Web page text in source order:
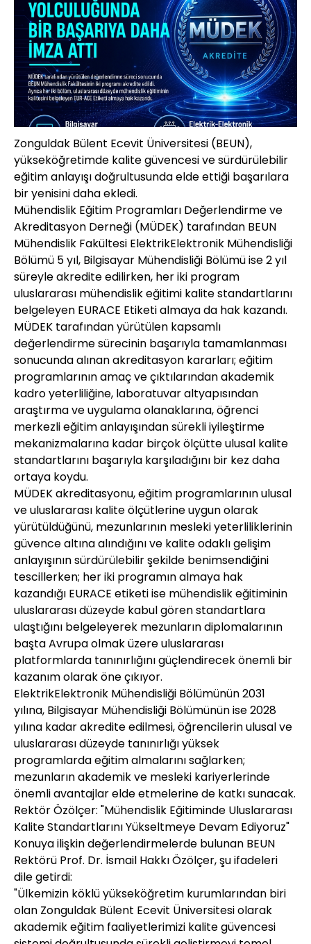
Zonguldak Bülent Ecevit Üniversitesi (BEUN),
yükseköğretimde kalite güvencesi ve sürdürülebilir
eğitim anlayışı doğrultusunda elde ettiği başarılara
bir yenisini daha ekledi.
Mühendislik Eğitim Programları Değerlendirme ve
Akreditasyon Derneği (MÜDEK) tarafından BEUN
Mühendislik Fakültesi ElektrikElektronik Mühendisliği
Bölümü 5 yıl, Bilgisayar Mühendisliği Bölümü ise 2 yıl
süreyle akredite edilirken, her iki program
uluslararası mühendislik eğitimi kalite standartlarını
belgeleyen EURACE Etiketi almaya da hak kazandı.
MÜDEK tarafından yürütülen kapsamlı
değerlendirme sürecinin başarıyla tamamlanması
sonucunda alınan akreditasyon kararları; eğitim
programlarının amaç ve çıktılarından akademik
kadro yeterliliğine, laboratuvar altyapısından
araştırma ve uygulama olanaklarına, öğrenci
merkezli eğitim anlayışından sürekli iyileştirme
mekanizmalarına kadar birçok ölçütte ulusal kalite
standartlarını başarıyla karşıladığını bir kez daha
ortaya koydu.
MÜDEK akreditasyonu, eğitim programlarının ulusal
ve uluslararası kalite ölçütlerine uygun olarak
yürütüldüğünü, mezunlarının mesleki yeterliliklerinin
güvence altına alındığını ve kalite odaklı gelişim
anlayışının sürdürülebilir şekilde benimsendiğini
tescillerken; her iki programın almaya hak
kazandığı EURACE etiketi ise mühendislik eğitiminin
uluslararası düzeyde kabul gören standartlara
ulaştığını belgeleyerek mezunların diplomalarının
başta Avrupa olmak üzere uluslararası
platformlarda tanınırlığını güçlendirecek önemli bir
kazanım olarak öne çıkıyor.
ElektrikElektronik Mühendisliği Bölümünün 2031
yılına, Bilgisayar Mühendisliği Bölümünün ise 2028
yılına kadar akredite edilmesi, öğrencilerin ulusal ve
uluslararası düzeyde tanınırlığı yüksek
programlarda eğitim almalarını sağlarken;
mezunların akademik ve mesleki kariyerlerinde
önemli avantajlar elde etmelerine de katkı sunacak.
Rektör Özölçer: "Mühendislik Eğitiminde Uluslararası
Kalite Standartlarını Yükseltmeye Devam Ediyoruz"
Konuya ilişkin değerlendirmelerde bulunan BEUN
Rektörü Prof. Dr. İsmail Hakkı Özölçer, şu ifadeleri
dile getirdi:
"Ülkemizin köklü yükseköğretim kurumlarından biri
olan Zonguldak Bülent Ecevit Üniversitesi olarak
akademik eğitim faaliyetlerimizi kalite güvencesi